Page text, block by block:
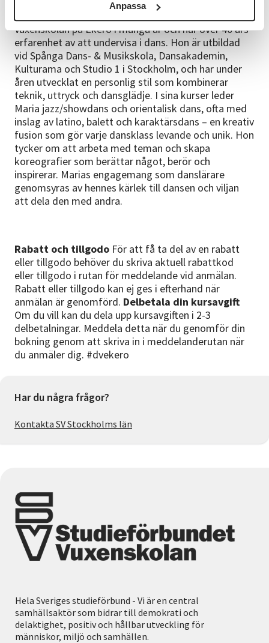
Anpassa
Maria har varit danslärare hos Studieförbundet
Vuxenskolan på Ekerö i många år och har över 40 års
erfarenhet av att undervisa i dans. Hon är utbildad
vid Spånga Dans- & Musikskola, Dansakademin,
Kulturama och Studio 1 i Stockholm, och har under
åren utvecklat en personlig stil som kombinerar
teknik, uttryck och dansglädje. I sina kurser leder
Maria jazz/showdans och orientalisk dans, ofta med
inslag av latino, balett och karaktärsdans – en kreativ
fusion som gör varje dansklass levande och unik. Hon
tycker om att arbeta med teman och skapa
koreografier som berättar något, berör och
inspirerar. Marias engagemang som danslärare
genomsyras av hennes kärlek till dansen och viljan
att dela den med andra.
Rabatt och tillgodo För att få ta del av en rabatt
eller tillgodo behöver du skriva aktuell rabattkod
eller tillgodo i rutan för meddelande vid anmälan.
Rabatt eller tillgodo kan ej ges i efterhand när
anmälan är genomförd. Delbetala din kursavgift
Om du vill kan du dela upp kursavgiften i 2-3
delbetalningar. Meddela detta när du genomför din
bokning genom att skriva in i meddelanderutan när
du anmäler dig. #dvekero
Har du några frågor?
Kontakta SV Stockholms län
Hela Sveriges studieförbund - Vi är en central
samhällsaktör som bidrar till demokrati och
delaktighet, positiv och hållbar utveckling för
människor, miljö och samhällen.